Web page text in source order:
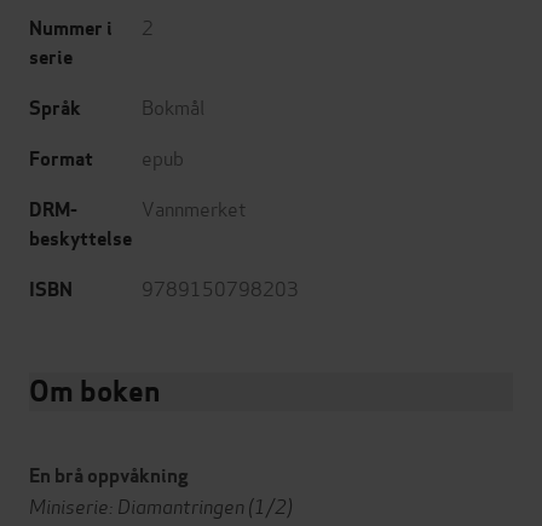
Nummer i
serie
2
Språk Bokmål
Format epub
DRM-
beskyttelse
Vannmerket
ISBN 9789150798203
Om boken
En brå oppvåkning
Miniserie: Diamantringen (1/2)